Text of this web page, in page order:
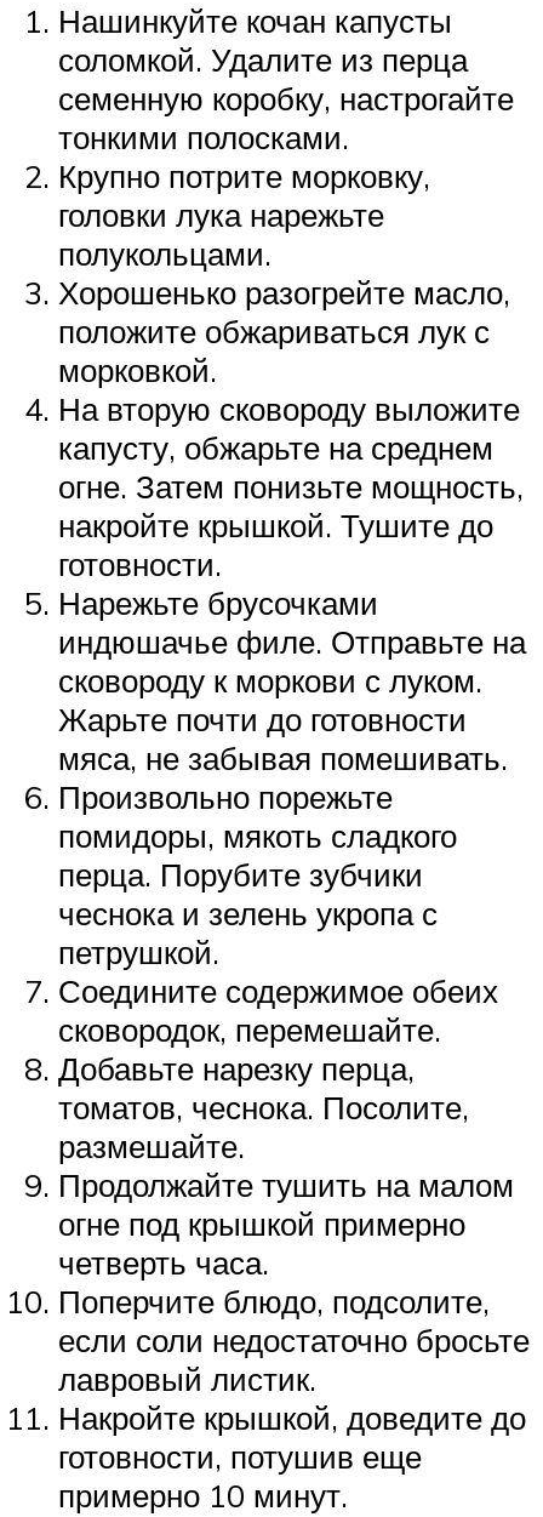
Нашинкуйте кочан капусты
соломкой. Удалите из перца
семенную коробку, настрогайте
тонкими полосками.
Крупно потрите морковку,
головки лука нарежьте
полукольцами.
Хорошенько разогрейте масло,
положите обжариваться лук с
морковкой.
На вторую сковороду выложите
капусту, обжарьте на среднем
огне. Затем понизьте мощность,
накройте крышкой. Тушите до
готовности.
Нарежьте брусочками
индюшачье филе. Отправьте на
сковороду к моркови с луком.
Жарьте почти до готовности
мяса, не забывая помешивать.
Произвольно порежьте
помидоры, мякоть сладкого
перца. Порубите зубчики
чеснока и зелень укропа с
петрушкой.
Соедините содержимое обеих
сковородок, перемешайте.
Добавьте нарезку перца,
томатов, чеснока. Посолите,
размешайте.
Продолжайте тушить на малом
огне под крышкой примерно
четверть часа.
Поперчите блюдо, подсолите,
если соли недостаточно бросьте
лавровый листик.
Накройте крышкой, доведите до
готовности, потушив еще
примерно 10 минут.